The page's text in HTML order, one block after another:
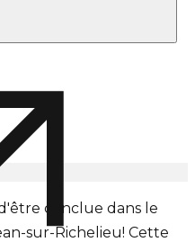
conclue dans le
sur-Richelieu! Cette